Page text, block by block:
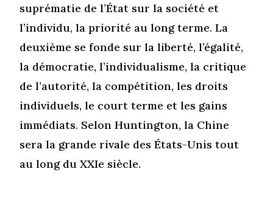
suprématie de l’État sur la société et
l’individu, la priorité au long terme. La
deuxième se fonde sur la liberté, l’égalité,
la démocratie, l’individualisme, la critique
de l’autorité, la compétition, les droits
individuels, le court terme et les gains
immédiats. Selon Huntington, la Chine
sera la grande rivale des États-Unis tout
au long du XXIe siècle.